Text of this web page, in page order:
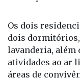
atividades ao ar
áreas de
R$ 8,1 milhões